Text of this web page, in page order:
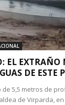
EL
DE ESTE
de 5,5 metros de
de Virparda,